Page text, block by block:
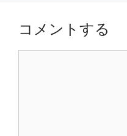
コメントする